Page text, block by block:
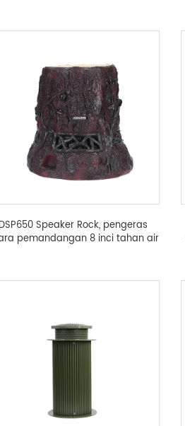
Speaker Rock, pengeras
pemandangan 8 inci tahan air